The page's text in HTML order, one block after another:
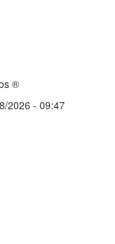
®
2026 - 09:47